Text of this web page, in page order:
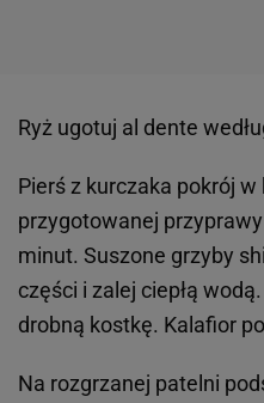
Ryż ugotuj al dente
Pierś z kurczaka pokrój
przygotowanej
minut. Suszone grzyby
części i zalej ciepłą
drobną kostkę. Kalafior
Na rozgrzanej patelni